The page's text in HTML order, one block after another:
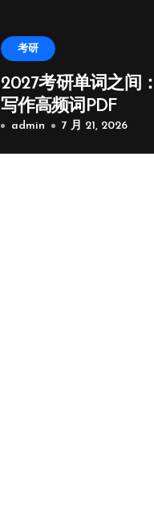
考研
2027考研单词之间：
写作高频词PDF
admin 7 月 21, 2026